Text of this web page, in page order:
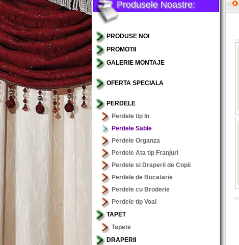
Produsele Noastre:
PRODUSE NOI
PROMOTII
GALERIE MONTAJE
OFERTA SPECIALA
PERDELE
Perdele tip In
Perdele Sable
Perdele Organza
Perdele Ata tip Franjuri
Perdele si Draperii de Copii
Perdele de Bucatarie
Perdele cu Broderie
Perdele tip Voal
TAPET
Tapete
DRAPERII